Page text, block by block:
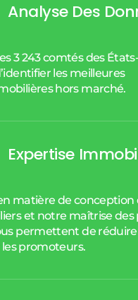
Analyse Des
3 243 comtés des
les meilleures
hors marché.
Expertise
matière de conception
et notre maîtrise des
permettent de réduire
promoteurs.